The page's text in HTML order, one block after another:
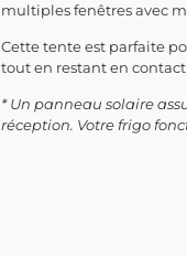
multiples fenêtres avec
Cette tente est parfaite
tout en restant en
* Un panneau solaire
réception. Votre frigo